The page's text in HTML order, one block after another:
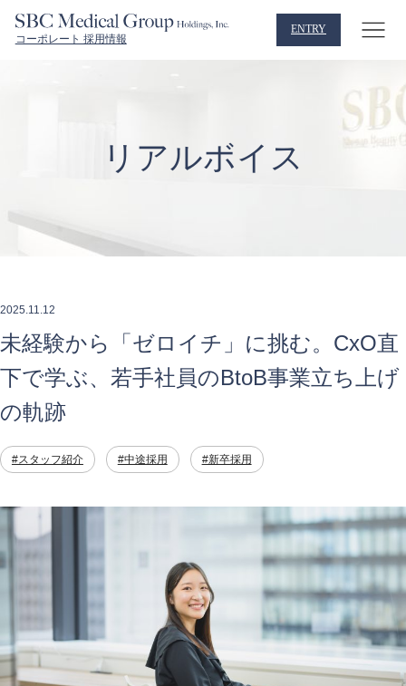
コーポレート 採用情報
ENTRY
リアルボイス
2025.11.12
未経験から「ゼロイチ」に挑む。CxO直
下で学ぶ、若手社員のBtoB事業立ち上げ
の軌跡
#スタッフ紹介 #中途採用 #新卒採用